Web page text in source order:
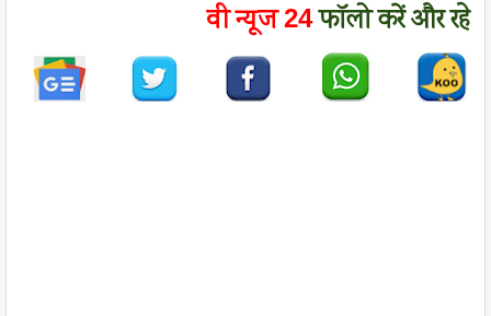
वी न्यूज24 फॉलो करेंऔर रहे